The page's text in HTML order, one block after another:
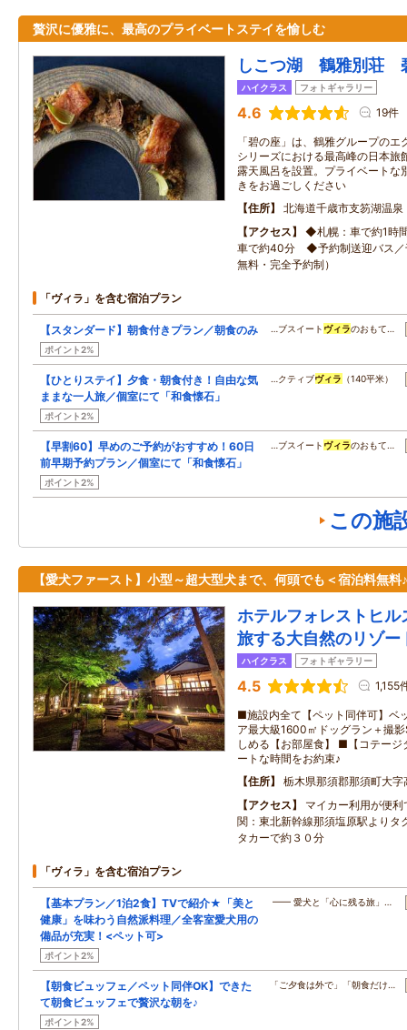
贅沢に優雅に、最高のプライベートステイを愉しむ
しこつ湖 鶴雅別荘
ハイクラス フォトギャラリー
4.6 19件
「碧の座」は、鶴雅グループの
シリーズにおける最高峰の日本旅
露天風呂を設置。プライベートな
きをお過ごしください
住所
北海道千歳市支笏湖温泉
アクセス
◆札幌：車で約1
車で約40分 ◆予約制送迎バス／
無料・完全予約制）
「ヴィラ」を含む宿泊プラン
【スタンダード】朝食付きプラン／朝食のみ
ポイント2%
…ブスイート ヴィラのおもて…
【ひとりステイ】夕食・朝食付き！自由な気
ままな一人旅／個室にて「和食懐石」
ポイント2%
…クティブヴィラ （140平米）
【早割60】早めのご予約がおすすめ！60日
前早期予約プラン／個室にて「和食懐石」
ポイント2%
…ブスイート ヴィラのおもて…
この施
【愛犬ファースト】小型～超大型犬まで、何頭でも＜宿泊料無料
ホテルフォレストヒ
旅する大自然のリゾー
ハイクラス フォトギャラリー
4.5 1,155
■施設内全て【ペット同伴可】ベ
ア最大級1600㎡ドッグラン＋撮
しめる【お部屋食】 ■【コテージ
ートな時間をお約束♪
住所
栃木県那須郡那須町大
アクセス
マイカー利用が便
関：東北新幹線那須塩原駅よりタ
タカーで約３０分
「ヴィラ」を含む宿泊プラン
【基本プラン／1泊2食】TVで紹介★「美と
健康」を味わう自然派料理／全客室愛犬用の
備品が充実！<ペット可>
ポイント2%
━━ 愛犬と「心に残る旅」…
【朝食ビュッフェ／ペット同伴OK】できた
て朝食ビュッフェで贅沢な朝を♪
ポイント2%
「ご夕食は外で」「朝食だけ…